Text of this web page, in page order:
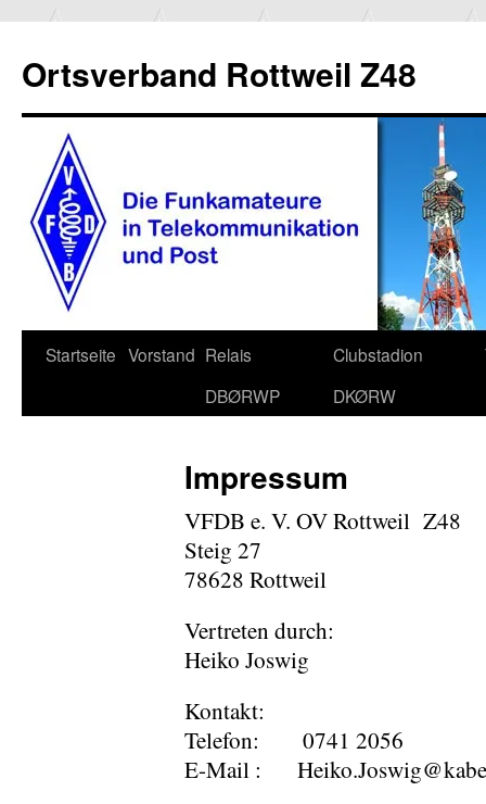
Ortsverband Rottweil Z48
Zum
Startseite Vorstand Relais
DBØRWP
Clubstadion
DKØRW
Impressum
VFDB e. V. OV Rottweil Z48
Steig 27
78628 Rottweil
Vertreten durch:
Heiko Joswig
Kontakt:
Telefon: 0741 2056
E-Mail :